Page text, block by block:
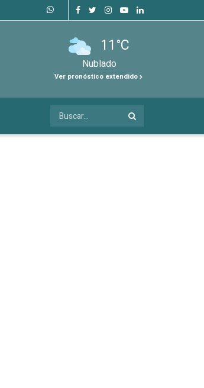
11°C
Nublado
Ver pronóstico extendido